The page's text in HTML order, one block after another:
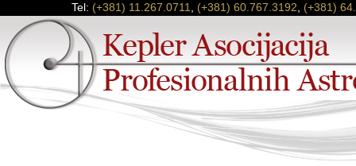
Tel: (+381) 11.267.0711 (+381) 60.767.3192 (+381)